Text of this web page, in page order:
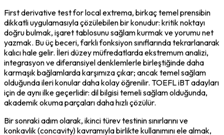
First derivative test for local extrema, birkaç temel prensibin
dikkatli uygulamasıyla çözülebilen bir konudur: kritik noktayı
doğru bulmak, işaret tablosunu sağlam kurmak ve yorumu net
yazmak. Bu üç beceri, farklı fonksiyon sınıflarında tekrarlanarak
kalıcı hale gelir. İleri düzey müfredatlarda ekstremum analizi,
integrasyon ve diferansiyel denklemlerle birleştiğinde daha
karmaşık bağlamlarda karşımıza çıkar; ancak temel sağlam
olduğunda ileri konular daha kolay öğrenilir. TOEFL iBT adayları
için de aynı ilke geçerlidir: dil bilgisi temeli sağlam olduğunda,
akademik okuma parçaları daha hızlı çözülür.
Bir sonraki adım olarak, ikinci türev testinin sınırlarını ve
konkavlik (concavity) kavramıyla birlikte kullanımını ele almak,